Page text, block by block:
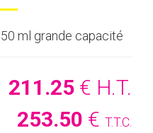
ml grande capacité
211 .25 € H.T.
253.50 € T.T.C.